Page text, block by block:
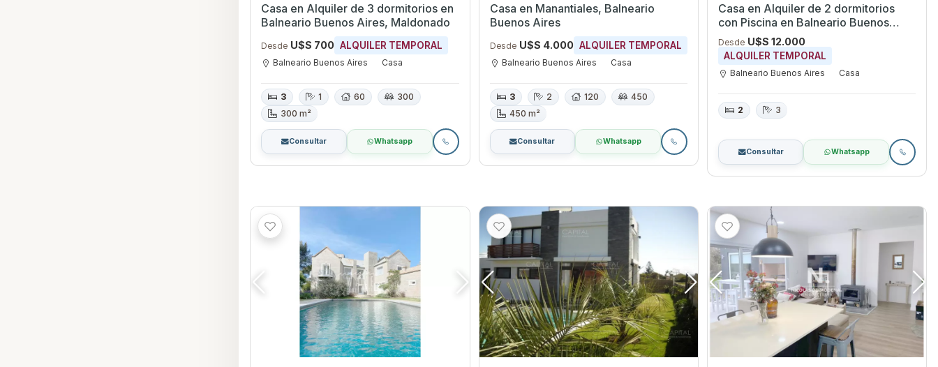
Casa en Alquiler de 3 dormitorios en
Balneario Buenos Aires, Maldonado
Desde U$S 700 ALQUILER TEMPORAL
Balneario Buenos Aires Casa
3 1 60
300
300 m²
Consultar Whatsapp
Casa en Manantiales, Balneario
Buenos Aires
Desde U$S 4.000 ALQUILER TEMPORAL
Balneario Buenos Aires Casa
3 2 120
450
450 m²
Consultar Whatsapp
Casa en Alquiler de 2 dormitorios
con Piscina en Balneario Buenos
Aires, Maldonado
Desde U$S 12.000
ALQUILER TEMPORAL
Balneario Buenos Aires Casa
2 3
Consultar Whatsapp